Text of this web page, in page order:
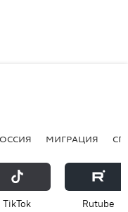
МИГРАЦИЯ
ТikТоk Rutube